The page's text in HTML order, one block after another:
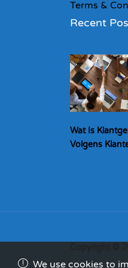
Terms &
Recent
Wat Is
Volgens
We use cookies to